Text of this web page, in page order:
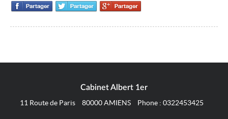
Cabinet Albert 1er
11 Route de Paris
80000 AMIENS Phone : 0322453425